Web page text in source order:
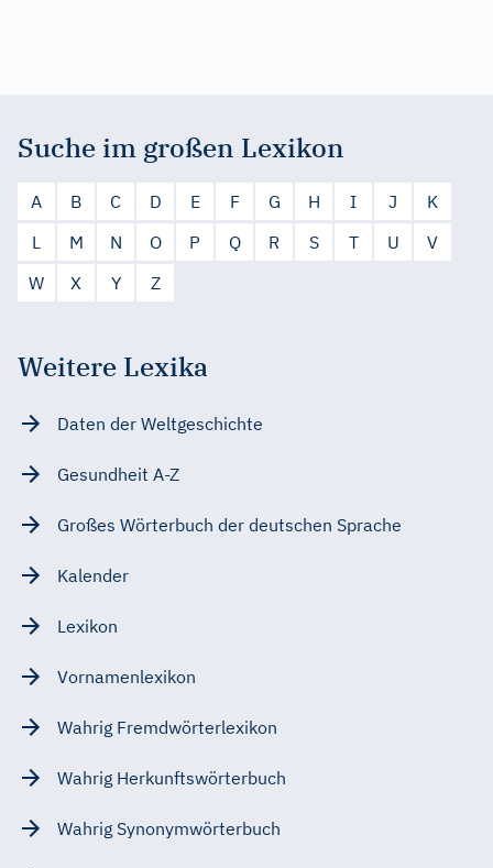
Suche im großen Lexikon
A B C D E F G H I J
K
L
M N O P Q R S T U
V
W
X Y Z
Weitere Lexika
Daten der Weltgeschichte
Gesundheit A-Z
Großes Wörterbuch der deutschen Sprache
Kalender
Lexikon
Vornamenlexikon
Wahrig Fremdwörterlexikon
Wahrig Herkunftswörterbuch
Wahrig Synonymwörterbuch